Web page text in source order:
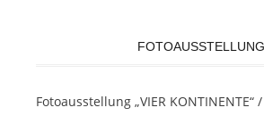
FOTOAUSSTELLUNG
Fotoausstellung „VIER KONTINENTE“